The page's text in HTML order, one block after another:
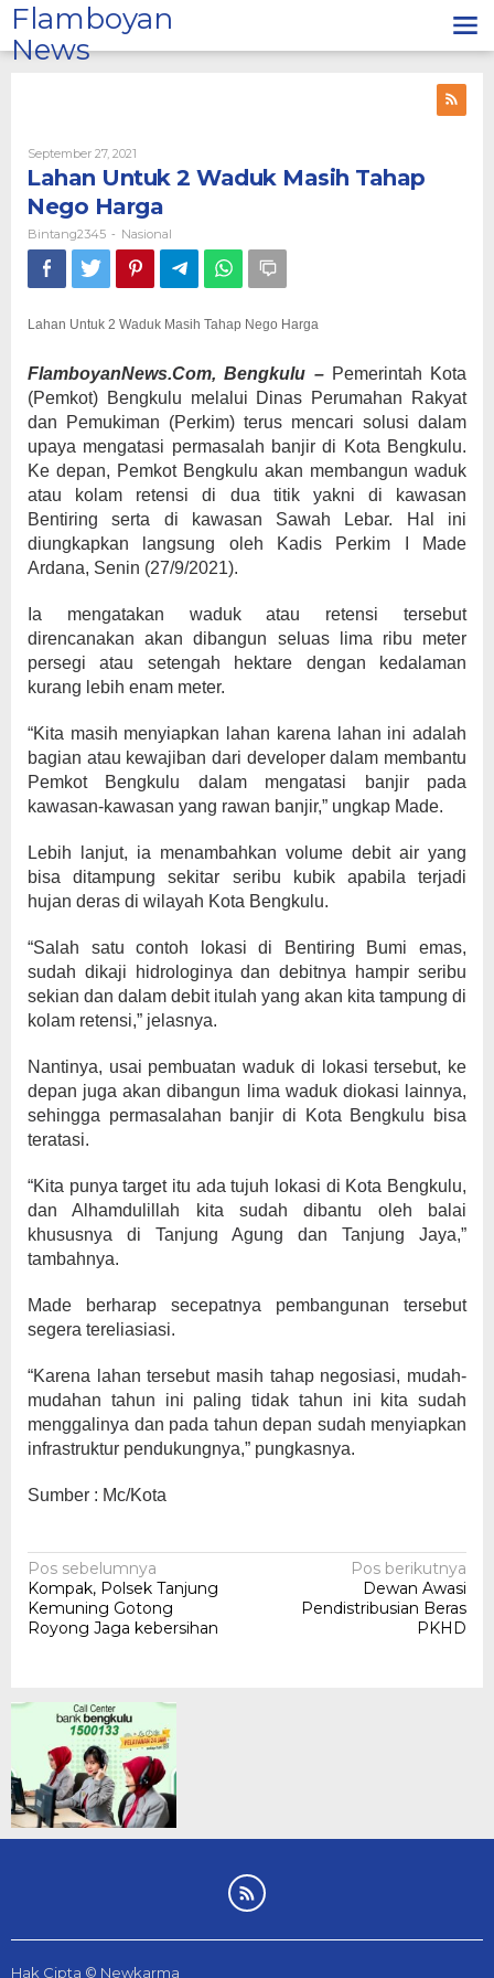
Lewati
ke
konten
Flamboyan
News
September 27, 2021
Bintang2345
Lahan Untuk 2 Waduk Masih Tahap
Nego Harga
Bintang2345 - Nasional
Lahan Untuk 2 Waduk Masih Tahap Nego Harga
FlamboyanNews.Com, Bengkulu –Pemerintah Kota
(Pemkot) Bengkulu melalui Dinas Perumahan Rakyat
dan Pemukiman (Perkim) terus mencari solusi dalam
upaya mengatasi permasalah banjir di Kota Bengkulu.
Ke depan, Pemkot Bengkulu akan membangun waduk
atau kolam retensi di dua titik yakni di kawasan
Bentiring serta di kawasan Sawah Lebar. Hal ini
diungkapkan langsung oleh Kadis Perkim I Made
Ardana, Senin (27/9/2021).
Ia mengatakan waduk atau retensi tersebut
direncanakan akan dibangun seluas lima ribu meter
persegi atau setengah hektare dengan kedalaman
kurang lebih enam meter.
“Kita masih menyiapkan lahan karena lahan ini adalah
bagian atau kewajiban dari developer dalam membantu
Pemkot Bengkulu dalam mengatasi banjir pada
kawasan-kawasan yang rawan banjir,” ungkap Made.
Lebih lanjut, ia menambahkan volume debit air yang
bisa ditampung sekitar seribu kubik apabila terjadi
hujan deras di wilayah Kota Bengkulu.
“Salah satu contoh lokasi di Bentiring Bumi emas,
sudah dikaji hidrologinya dan debitnya hampir seribu
sekian dan dalam debit itulah yang akan kita tampung di
kolam retensi,” jelasnya.
Nantinya, usai pembuatan waduk di lokasi tersebut, ke
depan juga akan dibangun lima waduk diokasi lainnya,
sehingga permasalahan banjir di Kota Bengkulu bisa
teratasi.
“Kita punya target itu ada tujuh lokasi di Kota Bengkulu,
dan Alhamdulillah kita sudah dibantu oleh balai
khususnya di Tanjung Agung dan Tanjung Jaya,”
tambahnya.
Made berharap secepatnya pembangunan tersebut
segera tereliasiasi.
“Karena lahan tersebut masih tahap negosiasi, mudah-
mudahan tahun ini paling tidak tahun ini kita sudah
menggalinya dan pada tahun depan sudah menyiapkan
infrastruktur pendukungnya,” pungkasnya.
Sumber : Mc/Kota
Navigasi
pos
Pos sebelumnya
Kompak, Polsek Tanjung
Kemuning Gotong
Royong Jaga kebersihan
Pos berikutnya
Dewan Awasi
Pendistribusian Beras
PKHD
Hak Cipta © Newkarma